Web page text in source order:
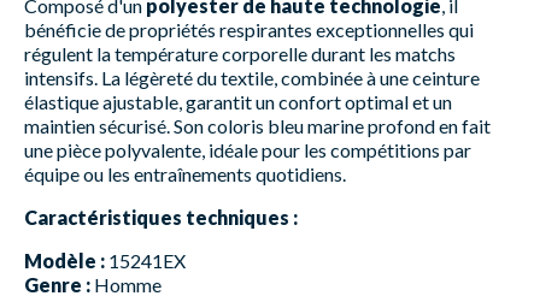
Composé d'un polyester de haute technologie , il
bénéficie de propriétés respirantes exceptionnelles qui
régulent la température corporelle durant les matchs
intensifs. La légèreté du textile, combinée à une ceinture
élastique ajustable, garantit un confort optimal et un
maintien sécurisé. Son coloris bleu marine profond en fait
une pièce polyvalente, idéale pour les compétitions par
équipe ou les entraînements quotidiens.
Caractéristiques techniques :
Modèle : 15241EX
Genre : Homme